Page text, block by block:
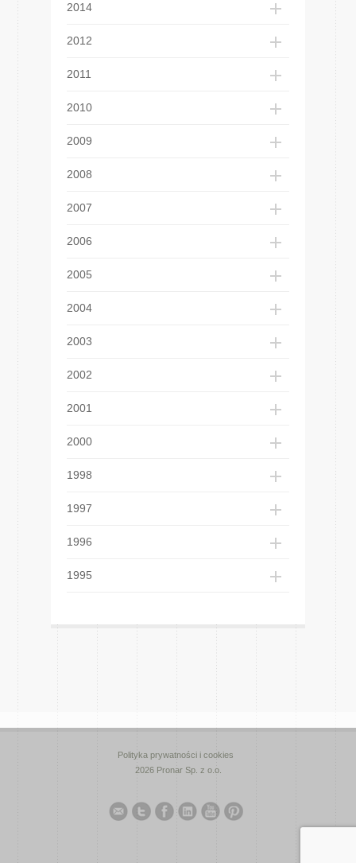
2014
2012
2011
2010
2009
2008
2007
2006
2005
2004
2003
2002
2001
2000
1998
1997
1996
1995
Polityka prywatności i cookies
2026 Pronar Sp. z o.o.